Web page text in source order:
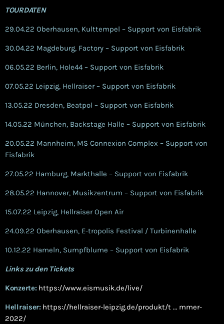
TOURDATEN
29.04.22 Oberhausen, Kulttempel – Support von Eisfabrik
30.04.22 Magdeburg, Factory – Support von Eisfabrik
06.05.22 Berlin, Hole44 – Support von Eisfabrik
07.05.22 Leipzig, Hellraiser – Support von Eisfabrik
13.05.22 Dresden, Beatpol – Support von Eisfabrik
14.05.22 München, Backstage Halle – Support von Eisfabrik
20.05.22 Mannheim, MS Connexion Complex – Support von
Eisfabrik
27.05.22 Hamburg, Markthalle – Support von Eisfabrik
28.05.22 Hannover, Musikzentrum – Support von Eisfabrik
15.07.22 Leipzig, Hellraiser Open Air
24.09.22 Oberhausen, E-tropolis Festival / Turbinenhalle
10.12.22 Hameln, Sumpfblume – Support von Eisfabrik
Links zu den Tickets
Konzerte: https://www.eismusik.de/live/
Hellraiser: https://hellraiser-leipzig.de/produkt/t … mmer-
2022/